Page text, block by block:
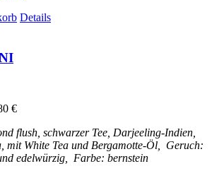
Details
€
flush, schwarzer Tee, Darjeeling-Indien,
mit White Tea und Bergamotte-Öl,
Geruch:
edelwürzig,
Farbe: bernstein